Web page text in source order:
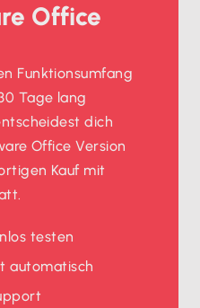
Office
Funktionsumfang
Tage lang
dich
Office Version
Kauf mit
testen
automatisch